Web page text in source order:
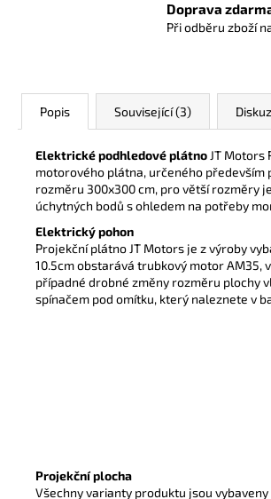
Doprava
Při odběru zboží
Popis Související (3)
Elektrické podhledové plátno JT Motors
motorového plátna, určeného především
rozměru 300x300 cm, pro větší rozměry
úchytných bodů s ohledem na potřeby
Elektrický pohon
Projekční plátno JT Motors je z výroby
10.5cm obstarává trubkový motor AM35,
případné drobné změny rozměru plochy
spínačem pod omítku, který naleznete v
Projekční plocha
Všechny varianty produktu jsou